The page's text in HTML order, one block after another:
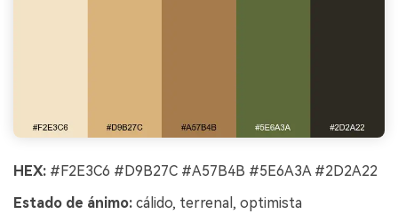
HEX: #F2E3C6 #D9B27C #A57B4B #5E6A3A #2D2A22
Estado de ánimo: cálido, terrenal, optimista